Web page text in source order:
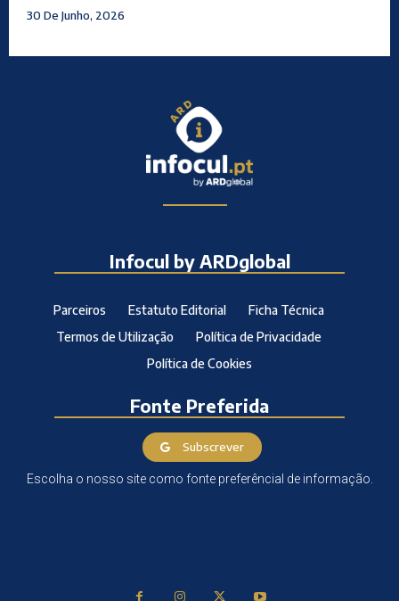
30 De Junho, 2026
Infocul by ARDglobal
Parceiros Estatuto Editorial
Ficha Técnica
Termos de Utilização
Política de Privacidade
Política de Cookies
Fonte Preferida
Subscrever
Escolha o nosso site como fonte preferêncial de informação.